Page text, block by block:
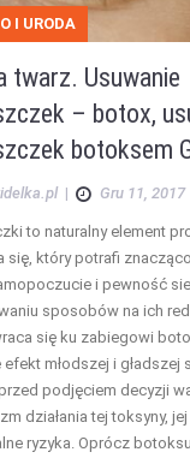
I URODA
twarz. Usuwanie
– botox,
botoksem
| Gru 11, 2017
to naturalny element
się, który potrafi
i pewność
sposobów na ich
się ku zabiegowi
młodszej i gładszej
podjęciem decyzji
działania tej toksyny,
ryzyka. Oprócz